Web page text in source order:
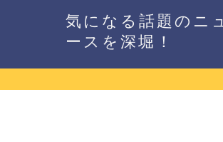
気になる話題のニュ
ースを深堀！